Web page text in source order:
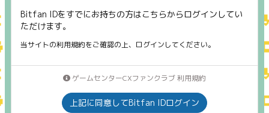
Bitfan IDをすでにお持ちの方はこちらからログインしてい
ただけます。
当サイトの利用規約をご確認の上、ログインしてください。
ゲームセンターCXファンクラブ 利用規約
上記に同意してBitfan IDログイン